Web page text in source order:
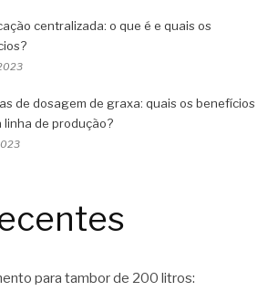
centralizada: o que é e quais os
de dosagem de graxa: quais os benefícios
linha de produção?
para tambor de 200 litros: